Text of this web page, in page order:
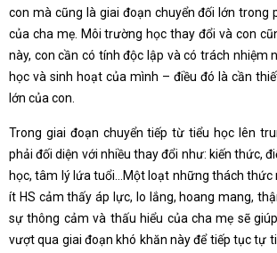
con mà cũng là giai đoạn chuyển đối lớn trong
của cha mẹ. Môi trường học thay đổi và con
này, con cần có tính độc lập và có trách nhiệm
học và sinh hoạt của mình – điều đó là cần
lớn của con.
Trong giai đoạn chuyển tiếp từ tiểu học lên
phải đối diện với nhiều thay đổi như: kiến thức,
học, tâm lý lứa tuổi…Một loạt những thách thức
ít HS cảm thấy áp lực, lo lắng, hoang mang,
sự thông cảm và thấu hiểu của cha mẹ sẽ
vượt qua giai đoạn khó khăn này để tiếp tục tự